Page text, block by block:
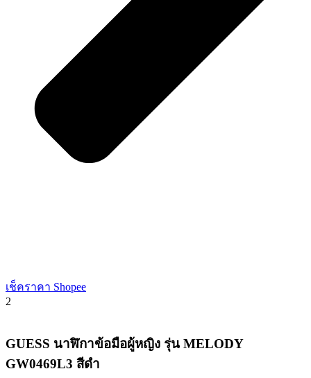
เช็คราคา Shopee
2
GUESS นาฬิกาข้อมือผู้หญิง รุ่น MELODY
GW0469L3 สีดำ